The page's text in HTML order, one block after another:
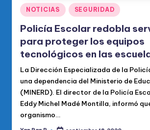
ci
al
d
el
P
R
M
Publicado
en
NOTICIAS SEGURIDAD
Policía Escolar redobla
para proteger los equipos
tecnológicos en las
La Dirección Especializada de la
una dependencia del Ministerio de
(MINERD). El director de la Policía
Eddy Michel Madé Montilla, informó
organismo…